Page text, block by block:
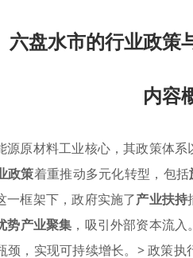
六盘水市的行业政策
内容
源原材料工业核心，其政策体系
政策着重推动多元化转型，包括
一框架下，政府实施了产业扶持
势产业聚集 ，吸引外部资本流
颈，实现可持续增长。> 政策